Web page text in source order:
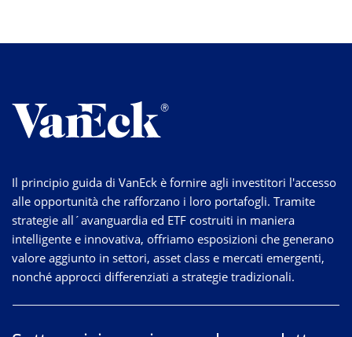
Il principio guida di VanEck è fornire agli investitori l'accesso
alle opportunità che rafforzano i loro portafogli. Tramite
strategie all´avanguardia ed ETF costruiti in maniera
intelligente e innovativa, offriamo esposizioni che generano
valore aggiunto in settori, asset class e mercati emergenti,
nonché approcci differenziati a strategie tradizionali.